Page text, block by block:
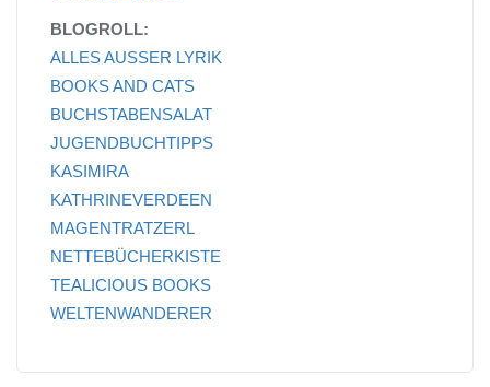
BLOGROLL:
ALLES AUSSER LYRIK
BOOKS AND CATS
BUCHSTABENSALAT
JUGENDBUCHTIPPS
KASIMIRA
KATHRINEVERDEEN
MAGENTRATZERL
NETTEBÜCHERKISTE
TEALICIOUS BOOKS
WELTENWANDERER